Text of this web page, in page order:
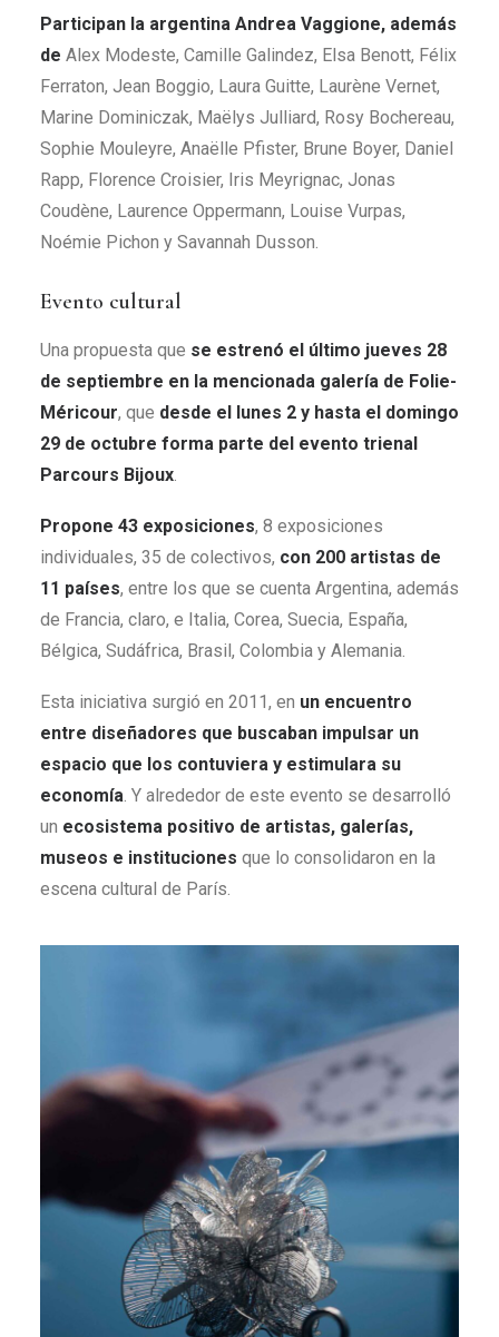
Participan la argentina Andrea Vaggione, además
de Alex Modeste, Camille Galindez, Elsa Benott, Félix
Ferraton, Jean Boggio, Laura Guitte, Laurène Vernet,
Marine Dominiczak, Maëlys Julliard, Rosy Bochereau,
Sophie Mouleyre, Anaëlle Pfister, Brune Boyer, Daniel
Rapp, Florence Croisier, Iris Meyrignac, Jonas
Coudène, Laurence Oppermann, Louise Vurpas,
Noémie Pichon y Savannah Dusson.
Evento cultural
Una propuesta que se estrenó el último jueves 28
de septiembre en la mencionada galería de Folie-
Méricour, que desde el lunes 2 y hasta el domingo
29 de octubre forma parte del evento trienal
Parcours Bijoux.
Propone 43 exposiciones, 8 exposiciones
individuales, 35 de colectivos, con 200 artistas de
11 países, entre los que se cuenta Argentina, además
de Francia, claro, e Italia, Corea, Suecia, España,
Bélgica, Sudáfrica, Brasil, Colombia y Alemania.
Esta iniciativa surgió en 2011, en un encuentro
entre diseñadores que buscaban impulsar un
espacio que los contuviera y estimulara su
economía. Y alrededor de este evento se desarrolló
un ecosistema positivo de artistas, galerías,
museos e instituciones que lo consolidaron en la
escena cultural de París.